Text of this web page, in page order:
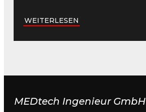
WEITERLESEN
MEDtech Ingenieur GmbH